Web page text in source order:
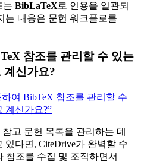
는 BibLaTeX로 인용을 일관되
는 내용은 문헌 워크플로를
참조를 관리할 수 있는
계신가요?
여 BibTeX 참조를 관리할 수
계신가요?”
고 문헌 목록을 관리하는 데
있다면, CiteDrive가 완벽할 수
참조를 수집 및 조직하면서